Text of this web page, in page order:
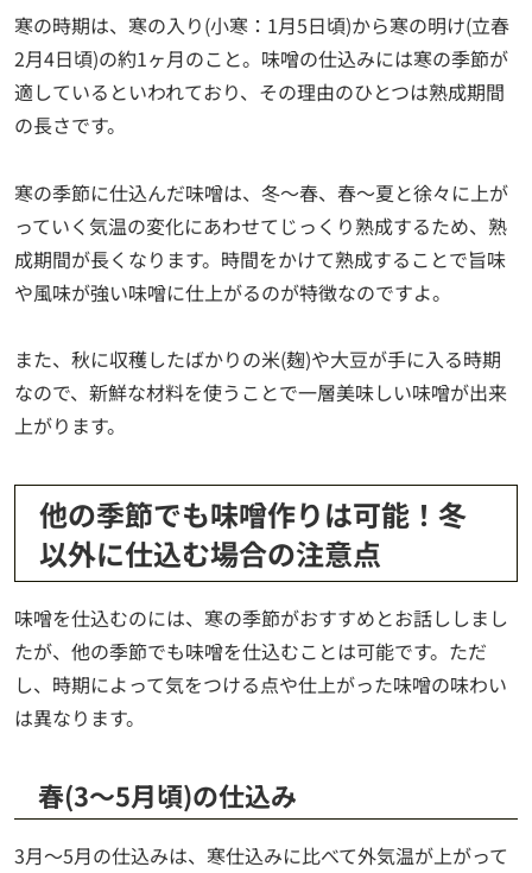
寒の時期は、寒の入り(小寒：1月5日頃)から寒の明け(立春
2月4日頃)の約1ヶ月のこと。味噌の仕込みには寒の季節が
適しているといわれており、その理由のひとつは熟成期間
の長さです。
寒の季節に仕込んだ味噌は、冬～春、春～夏と徐々に上が
っていく気温の変化にあわせてじっくり熟成するため、熟
成期間が長くなります。時間をかけて熟成することで旨味
や風味が強い味噌に仕上がるのが特徴なのですよ。
また、秋に収穫したばかりの米(麹)や大豆が手に入る時期
なので、新鮮な材料を使うことで一層美味しい味噌が出来
上がります。
他の季節でも味噌作りは可能！冬
以外に仕込む場合の注意点
味噌を仕込むのには、寒の季節がおすすめとお話ししまし
たが、他の季節でも味噌を仕込むことは可能です。ただ
し、時期によって気をつける点や仕上がった味噌の味わい
は異なります。
春(3～5月頃)の仕込み
3月～5月の仕込みは、寒仕込みに比べて外気温が上がって